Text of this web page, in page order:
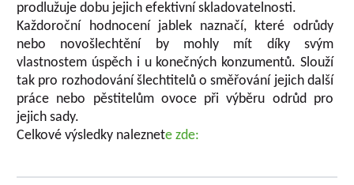
prodlužuje dobu jejich efektivní skladovatelnosti.
Každoroční hodnocení jablek naznačí, které odrůdy
nebo novošlechtění by mohly mít díky svým
vlastnostem úspěch i u konečných konzumentů. Slouží
tak pro rozhodování šlechtitelů o směřování jejich další
práce nebo pěstitelům ovoce při výběru odrůd pro
jejich sady.
Celkové výsledky naleznete zde: